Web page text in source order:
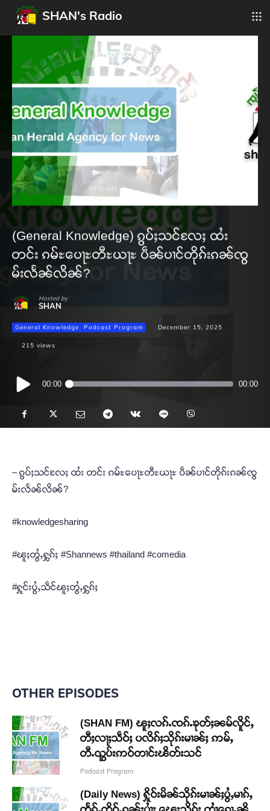
SHAN's Radio
(General Knowledge) ၵွပ်ႈသင်လႄႈ ထႆး
တင်း ၵမ်ႊပေႃႊတီႊယႃႊ ပဵၼ်ပၢင်တိုၵ်းၵၼ်ၸွ
မ်းလႅၼ်လိၼ်?
Hosted by
SHAN
General Knowledge Podcast Program December 15, 2025
215 views
Audio
Player
00:00 00:00
– ၵွပ်ႈသင်လႄႈ ထႆး တင်း ၵမ်ႊပေႃႊတီႊယႃႊ ပဵၼ်ပၢင်တိုၵ်းၵၼ်ၸွ
မ်းလႅၼ်လိၼ်?
#knowledgesharing
#ၽူႈတွႆႇႁွၵ်ႈ #Shannews #thailand #comedia
#ႁူင်းပွႆႇသဵင်ၽူႈတွႆႇႁွၵ်ႈ
OTHER EPISODES
(SHAN FM) ၽူႈလၵ်ႉၸၵ်ႉၶုတ်ႈၼမ်လိူင်ႇ
တီႈလႃႈသဵဝ်ႈ ပလိၵ်ႈသိုၵ်းမၢၼ်ႈ ဢမ်ႇ
တီႉၺွပ်းဢဝ်တၢင်းၽိတ်းသင်
Podcast Program
(Daily News) ႁိူဝ်းမိၼ်သိုၵ်းမၢၼ်ႈပွႆႇမၢၵ်ႇ